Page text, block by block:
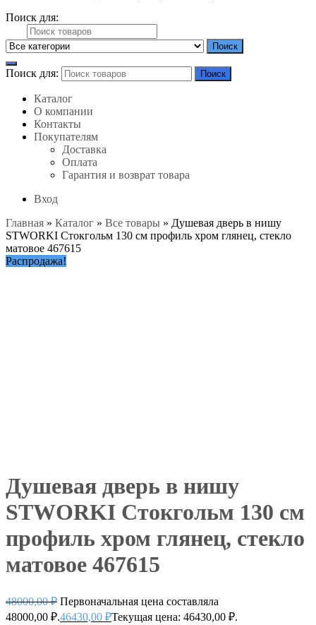
Поиск для:
Поиск
Поиск для: Поиск
Каталог
О компании
Контакты
Покупателям
Доставка
Оплата
Гарантия и возврат товара
Вход
Главная » Каталог » Все товары » Душевая дверь в нишу
STWORKI Стокгольм 130 см профиль хром глянец, стекло
матовое 467615
Распродажа!
Душевая дверь в нишу
STWORKI Стокгольм 130 см
профиль хром глянец, стекло
матовое 467615
48000,00₽ Первоначальная цена составляла
48000,00 ₽.46430,00 ₽Текущая цена: 46430,00 ₽.